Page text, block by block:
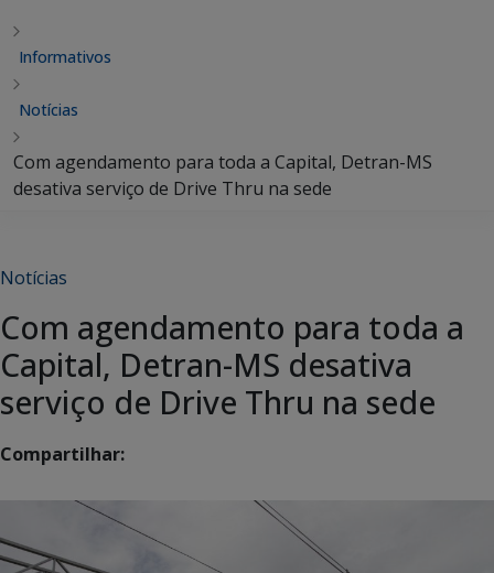
Informativos
Notícias
Com agendamento para toda a Capital, Detran-MS
desativa serviço de Drive Thru na sede
Notícias
Com agendamento para toda a
Capital, Detran-MS desativa
serviço de Drive Thru na sede
Compartilhar: